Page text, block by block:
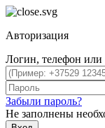
Авторизация
Логин, телефон или
Забыли пароль?
Не заполнены